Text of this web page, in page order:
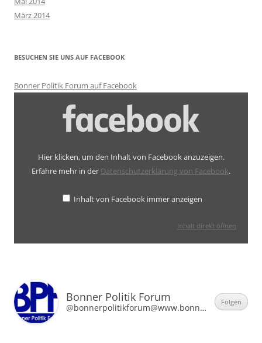
März 2014
BESUCHEN SIE UNS AUF FACEBOOK
Bonner Politik Forum auf Facebook
Hier klicken, um den Inhalt von Facebook anzuzeigen.
Erfahre mehr in der Datenschutzerklärung von Facebook.
Inhalt von Facebook immer anzeigen
Inhalt direkt öffnen
Bonner Politik Forum
@bonnerpolitikforum@www.bonner-politik-forum.de
Folgen